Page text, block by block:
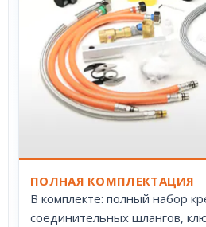
ПОЛНАЯ КОМПЛЕКТАЦИЯ
В комплекте: полный набор
соединительных шлангов,